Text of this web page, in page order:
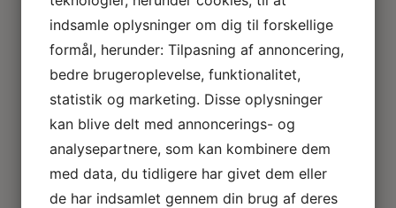
Lamper & El
Alle Lamper
Bordlamper
Væglamper
Lysekroner
Gulvlamper
Udendørslamper
LED lamper
Roseline miniaturelamper
indsamle oplysninger om dig til forskellige
formål, herunder: Tilpasning af annoncering,
bedre brugeroplevelse, funktionalitet,
statistik og marketing. Disse oplysninger
kan blive delt med annoncerings- og
analysepartnere, som kan kombinere dem
med data, du tidligere har givet dem eller
de har indsamlet gennem din brug af deres